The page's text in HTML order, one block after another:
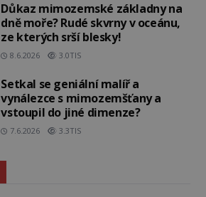
Důkaz mimozemské základny na
dně moře? Rudé skvrny v oceánu,
ze kterých srší blesky!
8.6.2026 3.0TIS
Setkal se geniální malíř a
vynálezce s mimozemšťany a
vstoupil do jiné dimenze?
7.6.2026 3.3TIS